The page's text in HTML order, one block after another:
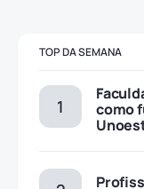
TOP DA SEMANA
como